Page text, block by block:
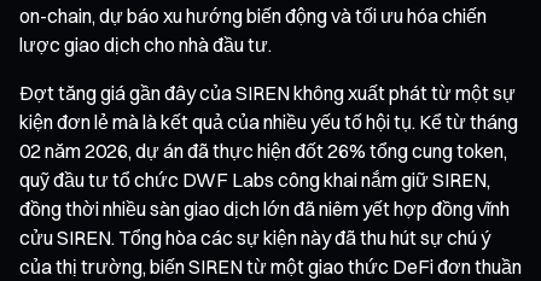
on-chain, dự báo xu hướng biến động và tối ưu hóa chiến
lược giao dịch cho nhà đầu tư.
Đợt tăng giá gần đây của SIREN không xuất phát từ một sự
kiện đơn lẻ mà là kết quả của nhiều yếu tố hội tụ. Kể từ tháng
02 năm 2026, dự án đã thực hiện đốt 26% tổng cung token,
quỹ đầu tư tổ chức DWF Labs công khai nắm giữ SIREN,
đồng thời nhiều sàn giao dịch lớn đã niêm yết hợp đồng vĩnh
cửu SIREN. Tổng hòa các sự kiện này đã thu hút sự chú ý
của thị trường, biến SIREN từ một giao thức DeFi đơn thuần